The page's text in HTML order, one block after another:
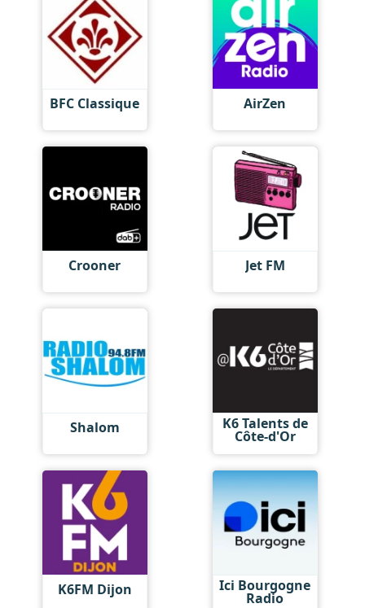
BFC Classique AirZen
Crooner Jet FM
Shalom K6 Talents de
Côte-d'Or
K6FM Dijon Ici Bourgogne
Radio